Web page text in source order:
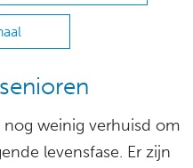
weinig verhuisd om
levensfase. Er zijn